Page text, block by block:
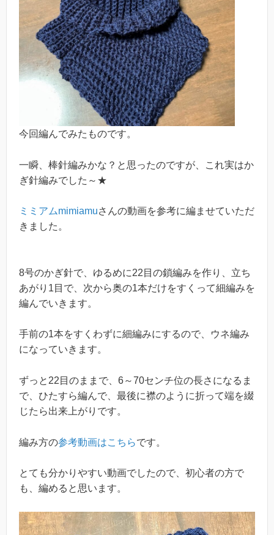
今回編んでみたものです。
一瞬、棒針編みかな？と思ったのですが、これ実はか
ぎ針編みでした～★
ミミアムmimiamuさんの動画を参考に編ませていただ
きました。
8号のかぎ針で、ゆるめに22目の鎖編みを作り、立ち
あがり1目で、次から奥の1本だけをすくって細編みを
編んでいきます。
手前の1本をすくわずに細編みにするので、ウネ編み
になっていきます。
ずっと22目のままで、6～70センチ位の長さになるま
で、ひたすら編んで、最後に襟のように折って端を綴
じたら出来上がりです。
編み方の参考動画はこちらです。
とても分かりやすい動画でしたので、初心者の方で
も、編めると思います。